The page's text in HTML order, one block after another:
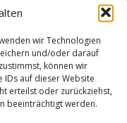
wir Technologien
und/oder darauf
können wir
IDs auf dieser Website
erteilst oder zurückziehst,
beeinträchtigt werden.
Restlos